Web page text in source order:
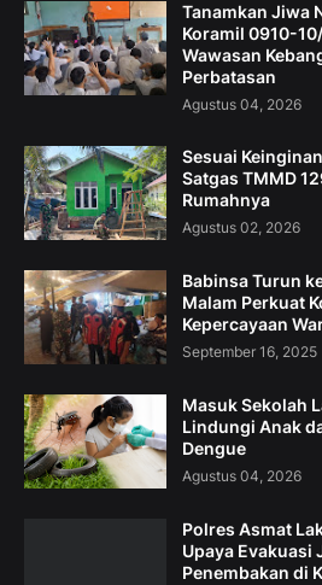
Tanamkan Jiwa
Koramil 0910-
Wawasan
Perbatasan
Agustus 04, 2026
Sesuai
Satgas TMMD
Rumahnya
Agustus 02, 2026
Babinsa Turun
Malam Perkuat
Kepercayaan
September 16, 2025
Masuk Sekolah
Lindungi Anak
Dengue
Agustus 04, 2026
Polres Asmat
Upaya Evakuasi
Penembakan di